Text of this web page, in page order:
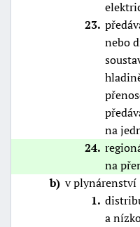
23
nebo
na
24
na
b v plynárenství
1
a